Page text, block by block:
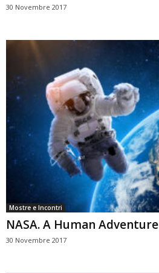
30 Novembre 2017
Mostre e Incontri
NASA. A Human Adventure
30 Novembre 2017